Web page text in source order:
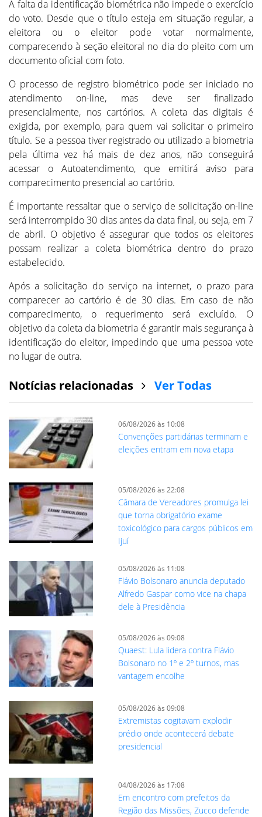
A falta da identificação biométrica não impede o exercício
do voto. Desde que o título esteja em situação regular, a
eleitora ou o eleitor pode votar normalmente,
comparecendo à seção eleitoral no dia do pleito com um
documento oficial com foto.
O processo de registro biométrico pode ser iniciado no
atendimento on-line, mas deve ser finalizado
presencialmente, nos cartórios. A coleta das digitais é
exigida, por exemplo, para quem vai solicitar o primeiro
título. Se a pessoa tiver registrado ou utilizado a biometria
pela última vez há mais de dez anos, não conseguirá
acessar o Autoatendimento, que emitirá aviso para
comparecimento presencial ao cartório.
É importante ressaltar que o serviço de solicitação on-line
será interrompido 30 dias antes da data final, ou seja, em 7
de abril. O objetivo é assegurar que todos os eleitores
possam realizar a coleta biométrica dentro do prazo
estabelecido.
Após a solicitação do serviço na internet, o prazo para
comparecer ao cartório é de 30 dias. Em caso de não
comparecimento, o requerimento será excluído. O
objetivo da coleta da biometria é garantir mais segurança à
identificação do eleitor, impedindo que uma pessoa vote
no lugar de outra.
Notícias relacionadas Ver Todas
06/08/2026 às 10:08
Convenções partidárias terminam e
eleições entram em nova etapa
05/08/2026 às 22:08
Câmara de Vereadores promulga lei
que torna obrigatório exame
toxicológico para cargos públicos em
Ijuí
05/08/2026 às 11:08
Flávio Bolsonaro anuncia deputado
Alfredo Gaspar como vice na chapa
dele à Presidência
05/08/2026 às 09:08
Quaest: Lula lidera contra Flávio
Bolsonaro no 1º e 2º turnos, mas
vantagem encolhe
05/08/2026 às 09:08
Extremistas cogitavam explodir
prédio onde acontecerá debate
presidencial
04/08/2026 às 17:08
Em encontro com prefeitos da
Região das Missões, Zucco defende